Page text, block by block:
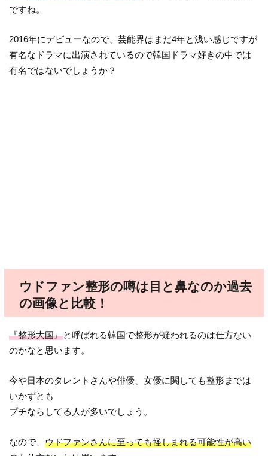
ですね。
2016年にデビューなので、芸能界はまだ4年と浅い感じですが
有名なドラマに出演されているので韓国ドラマ好きの中では
有名ではないでしょうか？
ウドファン整形の噂は目と鼻なのか過去
の画像と比較！
『整形大国』と呼ばれる韓国で整形が疑われるのは仕方ない
のかなと思います。
今や日本のタレントさんや俳優、女優に関しても整形までは
いかずとも
プチならしてる人が多いでしょう。
なので、ウドファンさんに至っても怪しまれる可能性が高い